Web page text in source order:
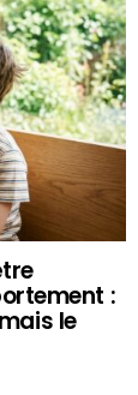
:
le